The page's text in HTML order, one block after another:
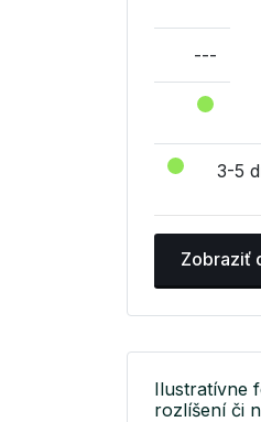
---
3-5
Zobraziť
Ilustratívne
rozlíšení či